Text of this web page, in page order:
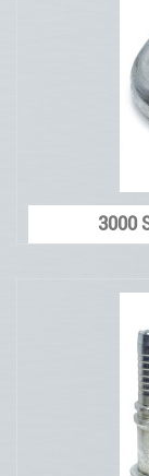
3000